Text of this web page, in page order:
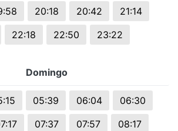
20:18 20:42
21:14
22:18 22:50 23:22
Domingo
05:39 06:04
06:30
07:37 07:57
08:17